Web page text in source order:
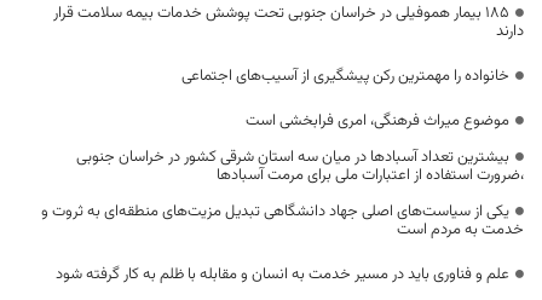
۱۸۵ بیمار هموفیلی در خراسان جنوبی تحت پوشش خدمات بیمه سلامت قرار
دارند
خانواده را مهمترین رکن پیشگیری از آسیب‌های اجتماعی
موضوع میراث فرهنگی، امری فرابخشی است
بیشترین تعداد آسبادها در میان سه استان شرقی کشور در خراسان جنوبی
،ضرورت استفاده از اعتبارات ملی برای مرمت آسبادها
یکی از سیاست‌های اصلی جهاد دانشگاهی تبدیل مزیت‌های منطقه‌ای به ثروت و
خدمت به مردم است
علم و فناوری باید در مسیر خدمت به انسان و مقابله با ظلم به کار گرفته شود